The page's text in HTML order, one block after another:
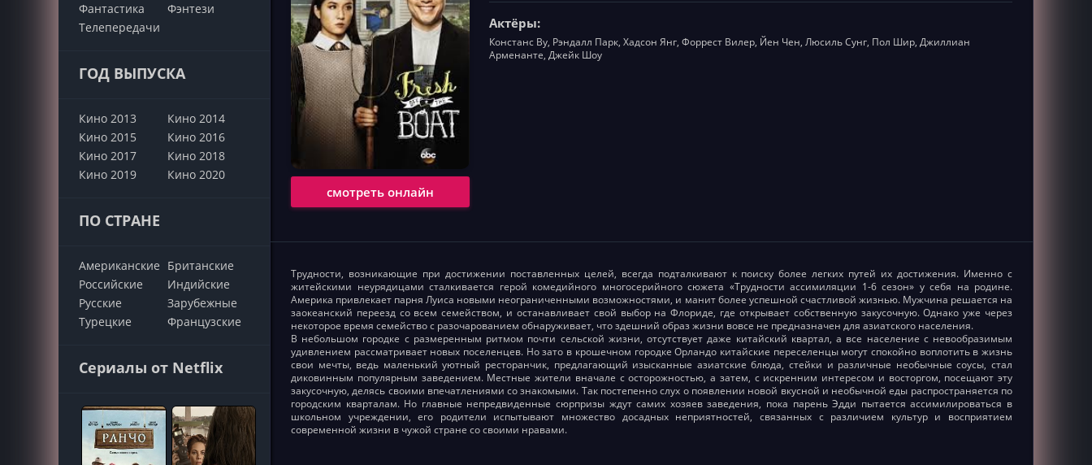
Фантастика
Фэнтези
Телепередачи
ГОД ВЫПУСКА
Кино 2013
Кино 2014
Кино 2015
Кино 2016
Кино 2017
Кино 2018
Кино 2019
Кино 2020
ПО СТРАНЕ
Американские Британские
Российские
Индийские
Русские
Зарубежные
Турецкие
Французские
Сериалы от Netflix
смотреть онлайн
Актёры:
Констанс Ву, Рэндалл Парк, Хадсон Янг, Форрест Вилер, Йен Чен, Люсиль Сунг, Пол Шир, Джиллиан
Арменанте, Джейк Шоу
Трудности, возникающие при достижении поставленных целей, всегда подталкивают к поиску более легких путей их достижения. Именно с
житейскими неурядицами сталкивается герой комедийного многосерийного сюжета «Трудности ассимиляции 1-6 сезон» у себя на родине.
Америка привлекает парня Луиса новыми неограниченными возможностями, и манит более успешной счастливой жизнью. Мужчина решается на
заокеанский переезд со всем семейством, и останавливает свой выбор на Флориде, где открывает собственную закусочную. Однако уже через
некоторое время семейство с разочарованием обнаруживает, что здешний образ жизни вовсе не предназначен для азиатского населения.
В небольшом городке с размеренным ритмом почти сельской жизни, отсутствует даже китайский квартал, а все население с невообразимым
удивлением рассматривает новых поселенцев. Но зато в крошечном городке Орландо китайские переселенцы могут спокойно воплотить в жизнь
свои мечты, ведь маленький уютный ресторанчик, предлагающий изысканные азиатские блюда, стейки и различные необычные соусы, стал
диковинным популярным заведением. Местные жители вначале с осторожностью, а затем, с искренним интересом и восторгом, посещают эту
закусочную, делясь своими впечатлениями со знакомыми. Так постепенно слух о появлении новой вкусной и необычной еды распространяется по
городским кварталам. Но главные непредвиденные сюрпризы ждут самих хозяев заведения, пока парень Эдди пытается ассимилироваться в
школьном учреждении, его родители испытывают множество досадных неприятностей, связанных с различием культур и восприятием
современной жизни в чужой стране со своими нравами.